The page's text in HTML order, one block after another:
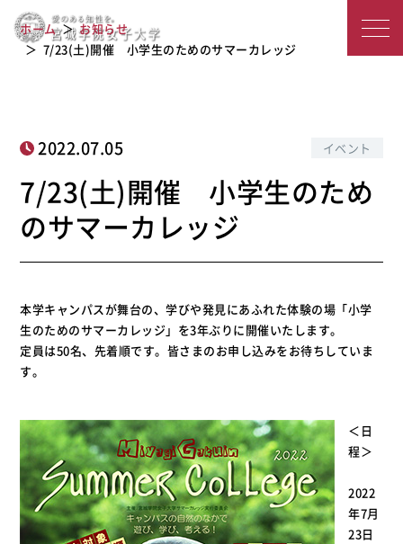
城
子
大
学
7/23(土)開催 小学生のためのサマー
カレッジ
ホーム
お知らせ
7/23(土)開催 小学生のためのサマーカレッジ
2022.07.05 イベント
7/23(土)開催 小学生のため
のサマーカレッジ
本学キャンパスが舞台の、学びや発見にあふれた体験の場「小学
生のためのサマーカレッジ」を3年ぶりに開催いたします。
定員は50名、先着順です。皆さまのお申し込みをお待ちしていま
す。
＜日
程＞
2022
年7月
23日